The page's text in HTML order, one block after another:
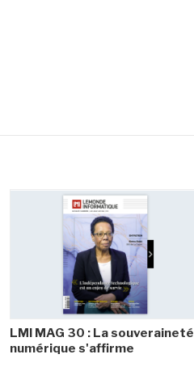
LMI MAG 30 : La souveraineté
numérique s'affirme